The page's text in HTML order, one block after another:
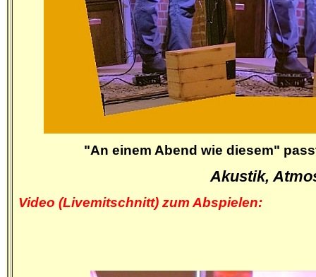
"An einem Abend wie diesem"
Akustik,
Video (Livemitschnitt) zum Abspielen: